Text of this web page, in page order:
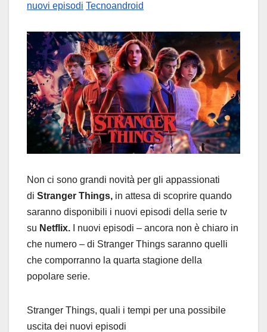
nuovi episodi Tecnoandroid
Non ci sono grandi novità per gli appassionati
di Stranger Things, in attesa di scoprire quando
saranno disponibili i nuovi episodi della serie tv
su Netflix.
I nuovi episodi – ancora non è chiaro in
che numero – di Stranger Things saranno quelli
che comporranno la quarta stagione della
popolare serie.
Stranger Things, quali i tempi per una possibile
uscita dei nuovi episodi